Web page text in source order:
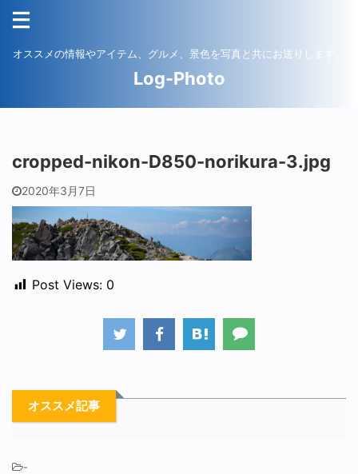
オススメの情報やアイテム、グルメ、景色を写真と共にお送りします。
Log-Photo
cropped-nikon-D850-norikura-3.jpg
2020年3月7日
Post Views: 0
オススメ記事
-